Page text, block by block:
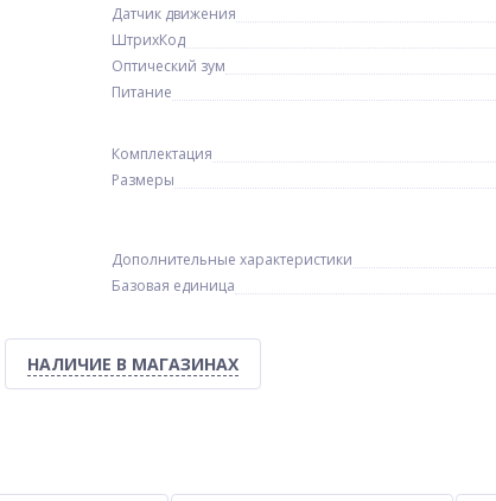
Датчик движения
ШтрихКод
Оптический зум
Питание
Комплектация
Размеры
Дополнительные характеристики
Базовая единица
НАЛИЧИЕ В МАГАЗИНАХ